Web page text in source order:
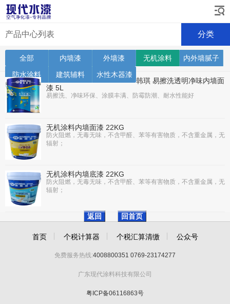
产品中心列表 分类
全部 内墙漆 外墙漆 无机涂料
内外墙腻子
防水涂料
建筑辅料 水性木器漆
韩琪 易擦洗透明净味内墙面
漆 5L
易擦洗、净味环保、涂膜丰满、防霉防潮、耐水性能好
无机涂料内墙面漆 22KG
防火阻燃，无毒无味，不含甲醛、苯等有害物质，不含重金属，无
辐射；
无机涂料内墙底漆 22KG
防火阻燃，无毒无味，不含甲醛、苯等有害物质，不含重金属，无
辐射；
返回 回首页
首页 个税计算器 个税汇算清缴 公众号
免费服务热线:4008800351 0769-23174277
广东现代涂料科技有限公司
粤ICP备06116863号